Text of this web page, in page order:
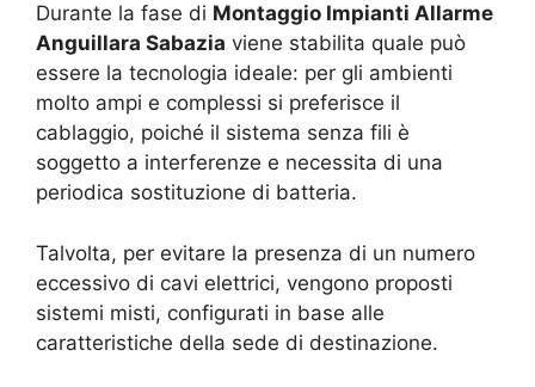
Durante la fase di Montaggio Impianti Allarme
Anguillara Sabazia viene stabilita quale può
essere la tecnologia ideale: per gli ambienti
molto ampi e complessi si preferisce il
cablaggio, poiché il sistema senza fili è
soggetto a interferenze e necessita di una
periodica sostituzione di batteria.
Talvolta, per evitare la presenza di un numero
eccessivo di cavi elettrici, vengono proposti
sistemi misti, configurati in base alle
caratteristiche della sede di destinazione.